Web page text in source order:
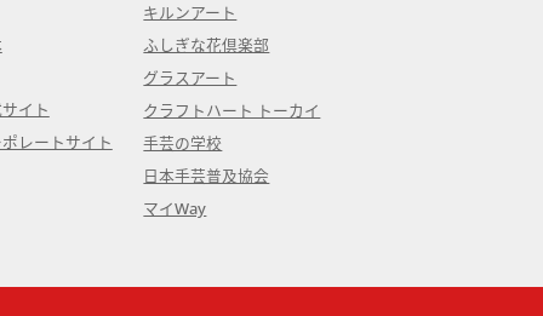
イト
レートサイト
キルンアート
ふしぎな花倶楽部
グラスアート
クラフトハート トーカイ
手芸の学校
日本手芸普及協会
マイWay